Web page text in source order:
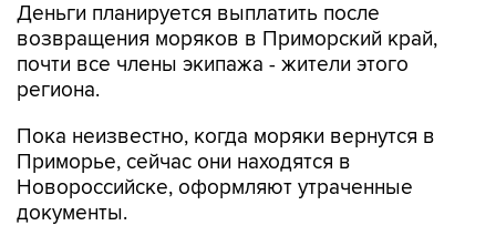
Деньги планируется выплатить после
возвращения моряков в Приморский край,
почти все члены экипажа - жители этого
региона.
Пока неизвестно, когда моряки вернутся в
Приморье, сейчас они находятся в
Новороссийске, оформляют утраченные
документы.